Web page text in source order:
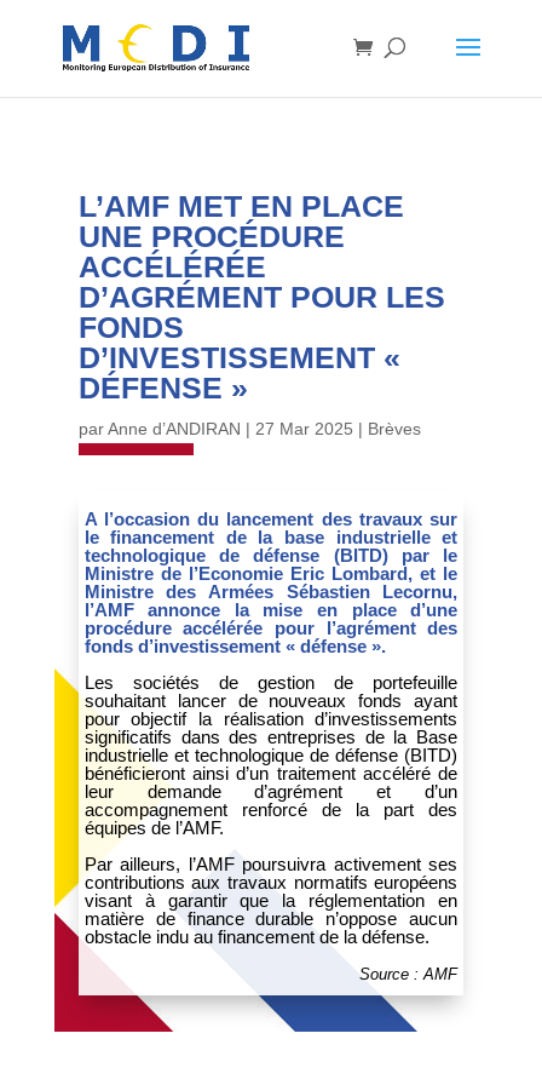
L’AMF MET EN PLACE
UNE PROCÉDURE
ACCÉLÉRÉE
D’AGRÉMENT POUR LES
FONDS
D’INVESTISSEMENT «
DÉFENSE »
parAnne d’ANDIRAN | 27 Mar 2025 | Brèves
A l’occasion du lancement des travaux sur
le financement de la base industrielle et
technologique de défense (BITD) par le
Ministre de l’Economie Eric Lombard, et le
Ministre des Armées Sébastien Lecornu,
l’AMF annonce la mise en place d’une
procédure accélérée pour l’agrément des
fonds d’investissement « défense ».
Les sociétés de gestion de portefeuille
souhaitant lancer de nouveaux fonds ayant
pour objectif la réalisation d’investissements
significatifs dans des entreprises de la Base
industrielle et technologique de défense (BITD)
bénéficieront ainsi d’un traitement accéléré de
leur demande d’agrément et d’un
accompagnement renforcé de la part des
équipes de l’AMF.
Par ailleurs, l’AMF poursuivra activement ses
contributions aux travaux normatifs européens
visant à garantir que la réglementation en
matière de finance durable n’oppose aucun
obstacle indu au financement de la défense.
Source : AMF